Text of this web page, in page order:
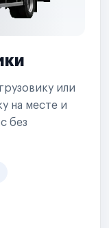
или
на месте и
без